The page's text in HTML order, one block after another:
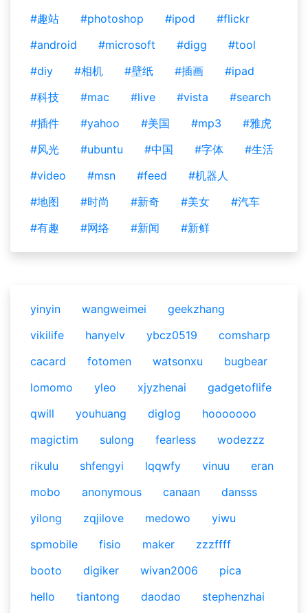
#趣站
#photoshop #ipod
#flickr
#android
#microsoft #digg
#tool
#diy
#相机 #壁纸 #插画
#ipad
#科技
#mac #live #vista
#search
#插件
#yahoo #美国 #mp3
#雅虎
#风光
#ubuntu #中国 #字体
#生活
#video
#msn #feed
#机器人
#地图
#时尚 #新奇 #美女
#汽车
#有趣
#网络 #新闻 #新鲜
yinyin wangweimei
geekzhang
vikilife
hanyelv ybcz0519
comsharp
cacard
fotomen watsonxu
bugbear
lomomo
yleo xjyzhenai
gadgetoflife
qwill
youhuang diglog
hooooooo
magictim
sulong fearless
wodezzz
rikulu
shfengyi lqqwfy vinuu
eran
mobo
anonymous canaan
dansss
yilong
zqjilove medowo
yiwu
spmobile
fisio maker
zzzffff
booto
digiker wivan2006
pica
hello
tiantong daodao
stephenzhai